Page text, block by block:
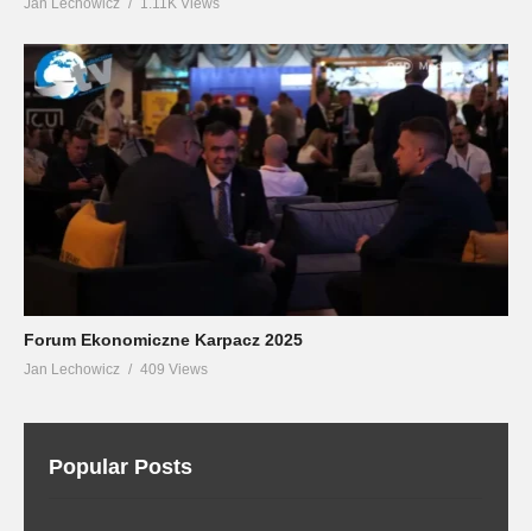
Forum Ekonomiczne Karpacz 2025
Jan Lechowicz 409 Views
Popular Posts